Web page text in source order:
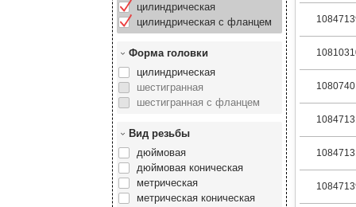
цилиндрическая
цилиндрическая с фланцем
Форма головки
цилиндрическая
шестигранная
шестигранная с фланцем
Вид резьбы
дюймовая
дюймовая коническая
метрическая
метрическая коническая